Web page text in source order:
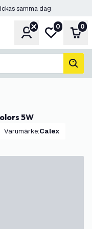
samma dag
KontoMin0 0
sök
5W
Varumärke: Calex